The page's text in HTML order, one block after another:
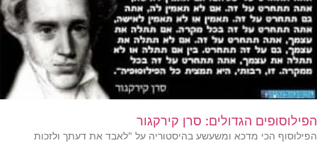
הפילוסופים הגדולים: סרן קירקגור
הפילוסוף הכי מדכא ומשעשע בהיסטוריה על "לאבד את דעתך ולזכות